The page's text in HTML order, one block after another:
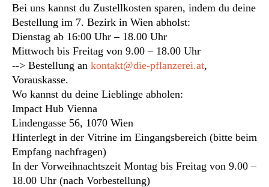
Bei uns kannst du Zustellkosten sparen, indem du deine
Bestellung im 7. Bezirk in Wien abholst:
Dienstag ab 16:00 Uhr – 18.00 Uhr
Mittwoch bis Freitag von 9.00 – 18.00 Uhr
--> Bestellung an kontakt@die-pflanzerei.at,
Vorauskasse.
Wo kannst du deine Lieblinge abholen:
Impact Hub Vienna
Lindengasse 56, 1070 Wien
Hinterlegt in der Vitrine im Eingangsbereich (bitte beim
Empfang nachfragen)
In der Vorweihnachtszeit Montag bis Freitag von 9.00 –
18.00 Uhr (nach Vorbestellung)